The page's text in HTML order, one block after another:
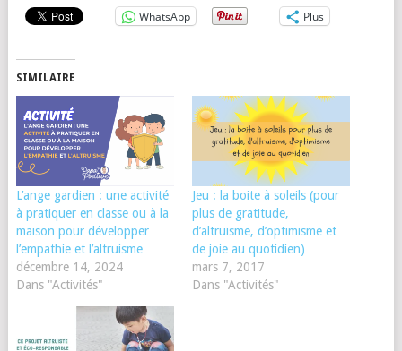
WhatsApp Plus
SIMILAIRE
L’ange gardien : une activité
à pratiquer en classe ou à la
maison pour développer
l’empathie et l’altruisme
décembre 14, 2024
Dans "Activités"
Jeu : la boite à soleils (pour
plus de gratitude,
d’altruisme, d’optimisme et
de joie au quotidien)
mars 7, 2017
Dans "Activités"